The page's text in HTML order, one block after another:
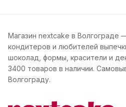
Магазин nextcake в Волгограде
кондитеров и любителей
шоколад, формы, красители и
3400 товаров в наличии.
Волгограду.